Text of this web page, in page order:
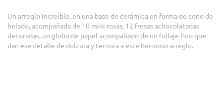
Un arreglo increíble, en una base de cerámica en forma de cono de
helado, acompañada de 10 mini rosas, 12 fresas achocolatadas
decoradas, un globo de papel acompañado de un follaje fino que
dan ese detalle de dulzura y ternura a este hermoso arreglo.